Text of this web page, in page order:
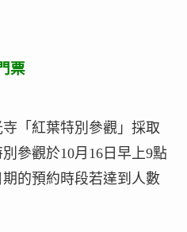
票
「紅葉特別參觀」採取
參觀於10月16日早上9點
的預約時段若達到人數